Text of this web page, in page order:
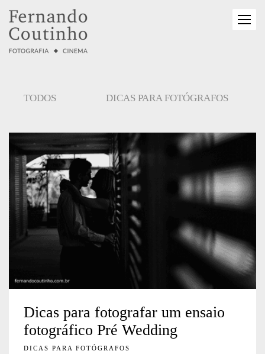
TODOS DICAS PARA FOTÓGRAFOS
Dicas para fotografar um ensaio
fotográfico Pré Wedding
DICAS PARA FOTÓGRAFOS